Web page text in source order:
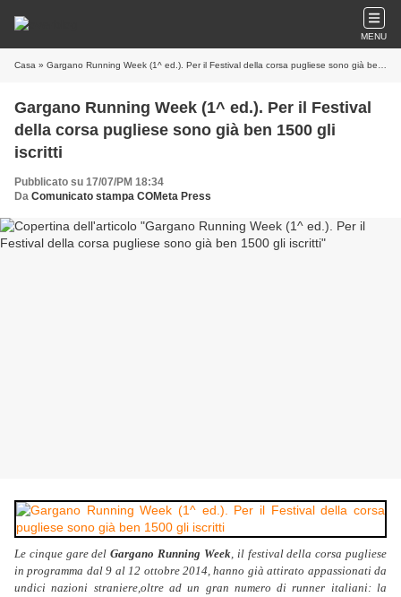
MENU
Casa » Gargano Running Week (1^ ed.). Per il Festival della corsa pugliese sono già ben 1500 gli iscritti
Gargano Running Week (1^ ed.). Per il Festival
della corsa pugliese sono già ben 1500 gli
iscritti
Pubblicato su 17/07/PM 18:34
Da Comunicato stampa COMeta Press
Le cinque gare delGargano Running Week, il festival della corsa pugliese
in programma dal 9 al 12 ottobre 2014, hanno già attirato appassionati da
undici nazioni straniere,oltre ad un gran numero di runner italiani: la